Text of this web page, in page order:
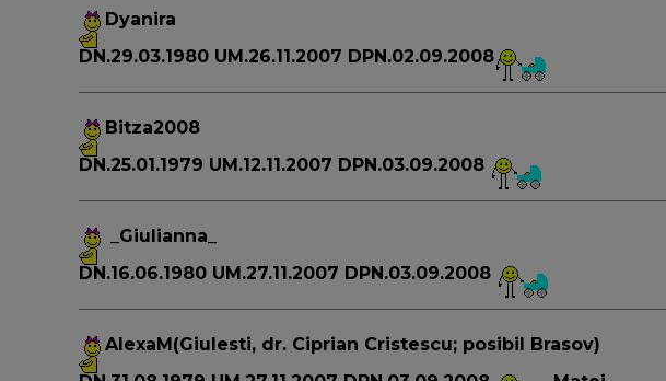
Dyanira
DN.29.03.1980 UM.26.11.2007 DPN.02.09.2008
Bitza2008
DN.25.01.1979 UM.12.11.2007 DPN.03.09.2008
_Giulianna_
DN.16.06.1980 UM.27.11.2007 DPN.03.09.2008
AlexaM(Giulesti, dr. Ciprian Cristescu; posibil Brasov)